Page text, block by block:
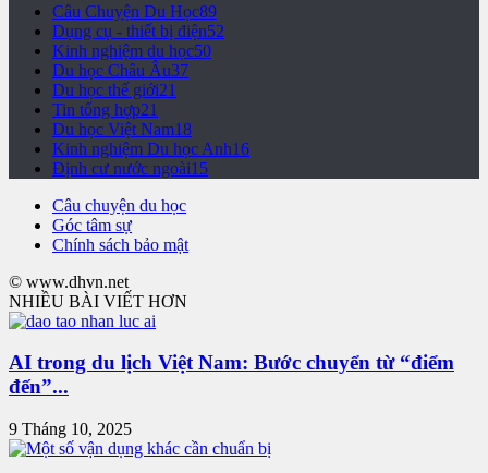
Câu Chuyện Du Học89
Dụng cụ - thiết bị điện52
Kinh nghiệm du học50
Du học Châu Âu37
Du học thế giới21
Tin tổng hợp21
Du học Việt Nam18
Kinh nghiệm Du học Anh16
Định cư nước ngoài15
Câu chuyện du học
Góc tâm sự
Chính sách bảo mật
© www.dhvn.net
NHIỀU BÀI VIẾT HƠN
AI trong du lịch Việt Nam: Bước chuyển từ “điểm
đến”...
9 Tháng 10, 2025